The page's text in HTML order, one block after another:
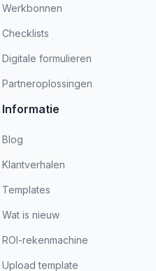
Werkbonnen
Checklists
Digitale formulieren
Partneroplossingen
Informatie
Blog
Klantverhalen
Templates
Wat is nieuw
ROI-rekenmachine
Upload template